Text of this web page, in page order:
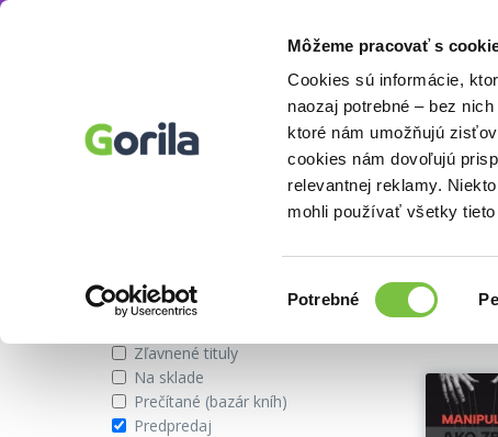
Môžeme pracovať s
Cookies sú informácie,
naozaj potrebné – bez
ktoré nám umožňujú
cookies nám dovoľujú
relevantnej reklamy.
mohli používať všetky
súhlasu
Potrebné
Nick Srnicek
Knihy v predpredaji od autora
Zobraziť iba
Zľavnené tituly
Na sklade
Prečítané (bazár kníh)
Predpredaj